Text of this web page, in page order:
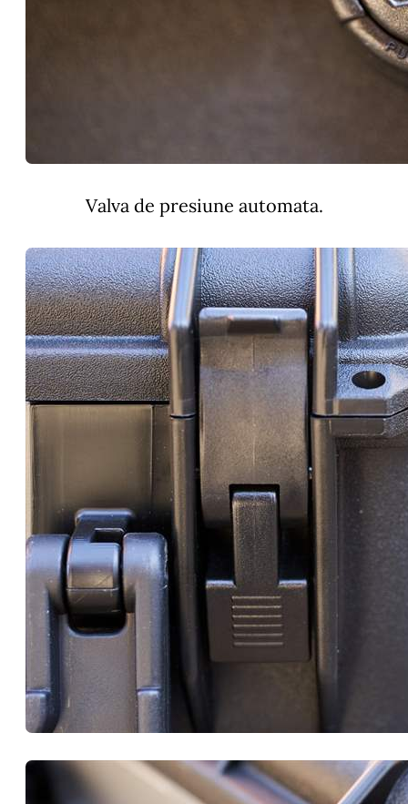
Valva de presiune automata.